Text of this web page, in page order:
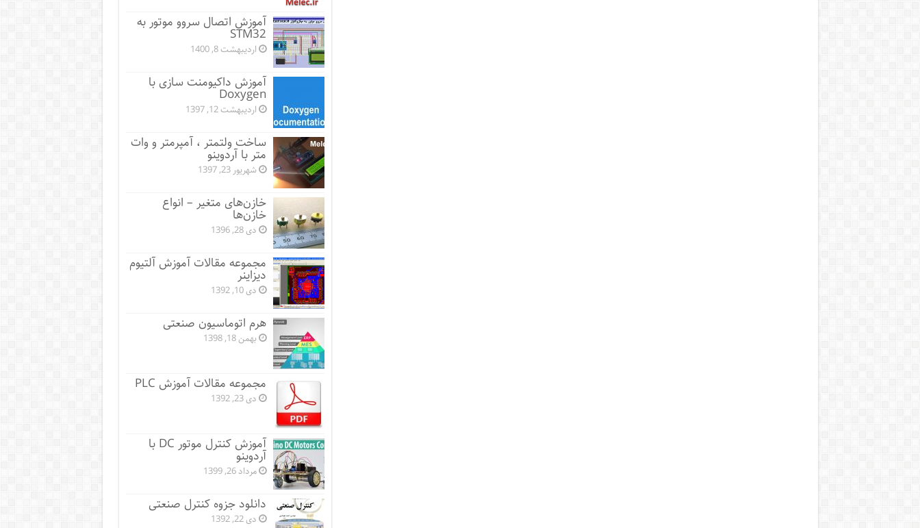
آموزش اتصال سروو موتور به
STM32
اردیبهشت 8, 1400
آموزش داکیومنت سازی با
Doxygen
اردیبهشت 12, 1397
ساخت ولتمتر ، آمپرمتر و وات
متر با آردوینو
شهریور 23, 1397
خازن‌های متغیر – انواع
خازن‌ها
دی 28, 1396
مجموعه مقالات آموزش آلتیوم
دیزاینر
دی 10, 1392
هرم اتوماسیون صنعتی
بهمن 18, 1398
مجموعه مقالات آموزش PLC
دی 23, 1392
آموزش کنترل موتور DC با
آردوینو
مرداد 26, 1399
دانلود جزوه کنترل صنعتی
دی 22, 1392